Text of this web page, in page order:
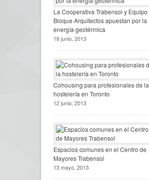
La Cooperativa Trabensol y Equipo
Bloque Arquitectos apuestan por la
energía geotérmica
18 junio, 2013
Cohousing para profesionales de la
hostelería en Toronto
12 junio, 2013
Espacios comunes en el Centro de
Mayores Trabensol
13 mayo, 2013